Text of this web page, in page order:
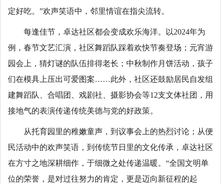
定好吃。”欢声笑语中，邻里情谊在指尖流转。
每逢佳节，卓达社区都会变成欢乐海洋。以2024年为
例，春节文艺汇演，社区舞蹈队踩着欢快节奏登场；元宵游
园会上，猜灯谜的队伍排得老长；中秋制作月饼活动，孩子
们在模具上压出可爱图案……此外，社区还鼓励居民自发组
建舞蹈队、合唱团、戏剧社、摄影协会等12支文体社团，用
接地气的表演传递传统美德与党的好政策。
从托育园里的稚嫩童声，到议事会上的热烈讨论；从便
民活动中的欢声笑语，到传统节日里的文化传承，卓达社区
在方寸之地深耕细作，于细微之处传递温暖。“全国文明单
位的荣誉，是对过往努力的肯定，更是迈向新征程的起